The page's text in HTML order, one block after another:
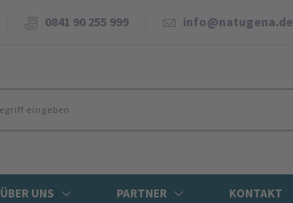
0841 90 255 999 info@natugena.de
ÜBER UNS PARTNER KONTAKT